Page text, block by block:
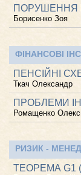
ПОРУШЕННЯ
Борисенко Зоя
ФІНАНСОВІ
ПЕНСІЙНІ
Ткач Олександр
ПРОБЛЕМИ
Ромащенко
РИЗИК -
ТЕОРЕМА G1